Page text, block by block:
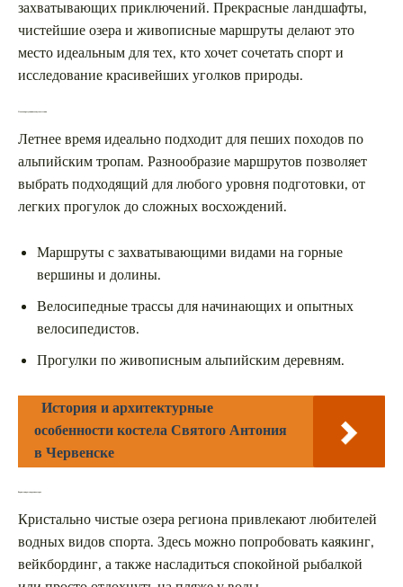
захватывающих приключений. Прекрасные ландшафты,
чистейшие озера и живописные маршруты делают это
место идеальным для тех, кто хочет сочетать спорт и
исследование красивейших уголков природы.
Пешие прогулки и велопутешествия
Летнее время идеально подходит для пеших походов по
альпийским тропам. Разнообразие маршрутов позволяет
выбрать подходящий для любого уровня подготовки, от
легких прогулок до сложных восхождений.
Маршруты с захватывающими видами на горные
вершины и долины.
Велосипедные трассы для начинающих и опытных
велосипедистов.
Прогулки по живописным альпийским деревням.
История и архитектурные
особенности костела Святого Антония
в Червенске
Водные виды спорта на озерах
Кристально чистые озера региона привлекают любителей
водных видов спорта. Здесь можно попробовать каякинг,
вейкбординг, а также насладиться спокойной рыбалкой